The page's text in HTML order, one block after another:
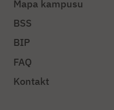
Mapa kampusu
BSS
BIP
FAQ
Kontakt